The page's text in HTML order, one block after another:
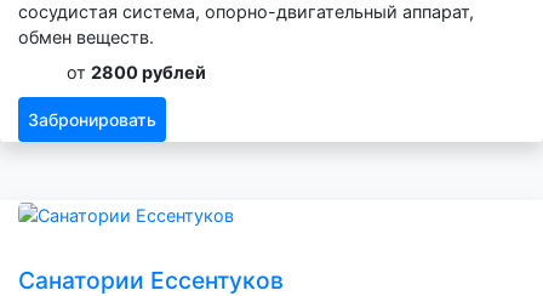
сосудистая система, опорно-двигательный аппарат,
обмен веществ.
от 2800 рублей
Забронировать
Санатории Ессентуков